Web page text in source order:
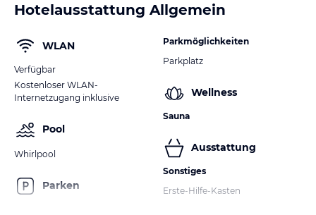
Hotelausstattung Allgemein
WLAN
Verfügbar
Kostenloser WLAN-
Internetzugang inklusive
Pool
Whirlpool
Parken
Parkmöglichkeiten
Parkplatz
Wellness
Sauna
Ausstattung
Sonstiges
Erste-Hilfe-Kasten